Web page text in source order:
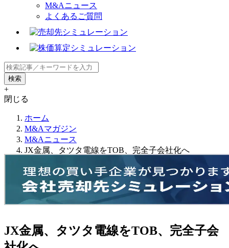
M&Aニュース
よくあるご質問
+
閉じる
ホーム
M&Aマガジン
M&Aニュース
JX金属、タツタ電線をTOB、完全子会社化へ
JX金属、タツタ電線をTOB、完全子会